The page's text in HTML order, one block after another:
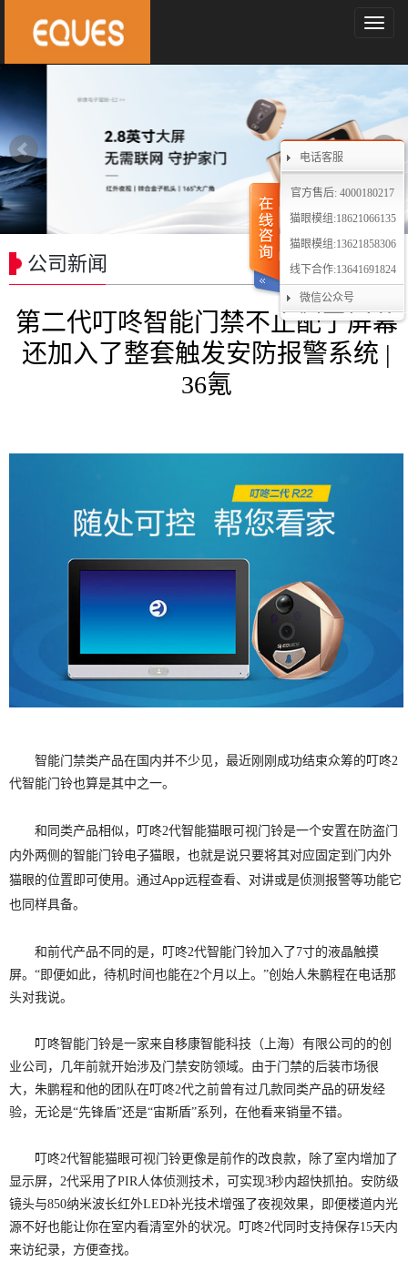
电话客服
官方售后: 4000180217
猫眼模组:18621066135
猫眼模组:13621858306
线下合作:13641691824
微信公众号
导
菜
公司新闻
第二代叮咚智能门禁不止配了屏幕
还加入了整套触发安防报警系统 |
36氪
智能门禁类产品在国内并不少见，最近刚刚成功结束众筹的叮咚2
代智能门铃也算是其中之一。
和同类产品相似， 叮咚2代智能猫眼可视门铃是一个安置在防盗门
内外两侧 的智能门铃电子猫眼，也就是说只要将其对应固定到门内外
猫眼的位置即可使用。通过App远程查看、对讲或是侦测报警等功能它
也同样具备。
和前代产品不同的是，叮咚2代智能门铃加入了7寸的液晶触摸
屏。“即便如此，待机时间也能在2个月以上。”创始人朱鹏程在电话那
头对我说。
叮咚智能门铃是一家来自移康智能科技（上海）有限公司的的创
业公司，几年前就开始涉及门禁安防领域。由于门禁的后装市场很
大，朱鹏程和他的团队在叮咚2代之前曾有过几款同类产品的研发经
验，无论是“先锋盾”还是“宙斯盾”系列，在他看来销量不错。
叮咚2代智能猫眼可视门铃更像是前作的改良款，除了室内增加了
显示屏，2代采用了PIR人体侦测技术，可实现3秒内超快抓拍。安防级
镜头与850纳米波长红外LED补光技术增强了夜视效果，即便楼道内光
源不好也能让你在室内看清室外的状况。叮咚2代同时支持保存15天内
来访纪录，方便查找。